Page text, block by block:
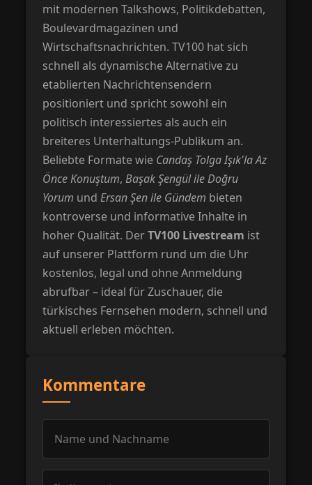
mit modernen Talkshows, Politikdebatten,
Boulevardmagazinen und
Wirtschaftsnachrichten. TV100 hat sich
schnell als dynamische Alternative zu
etablierten Nachrichtensendern
positioniert und spricht sowohl ein
politisch interessiertes als auch ein
breiteres Unterhaltungs-Publikum an.
Beliebte Formate wie Candaş Tolga Işık'la Az
Önce Konuştum,Başak Şengül ile Doğru
Yorum undErsan Şen ile Gündem bieten
kontroverse und informative Inhalte in
hoher Qualität. DerTV100 Livestream ist
auf unserer Plattform rund um die Uhr
kostenlos, legal und ohne Anmeldung
abrufbar – ideal für Zuschauer, die
türkisches Fernsehen modern, schnell und
aktuell erleben möchten.
Kommentare